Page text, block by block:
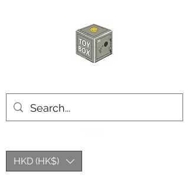
HKD (HK$)